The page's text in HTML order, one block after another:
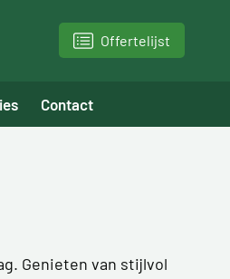
Offertelijst
Contact
Genieten van stijlvol